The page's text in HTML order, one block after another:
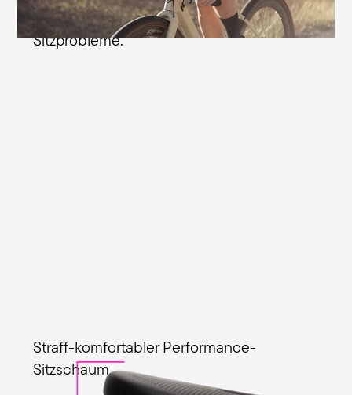
Bereich verhindert diese typischen
Sitzprobleme.
Straff-komfortabler Performance-
Sitzschaum